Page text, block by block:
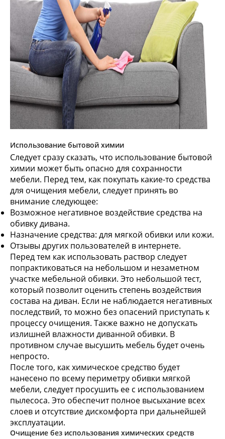
Использование бытовой химии
Следует сразу сказать, что использование бытовой
химии может быть опасно для сохранности
мебели. Перед тем, как покупать какие-то средства
для очищения мебели, следует принять во
внимание следующее:
Возможное негативное воздействие средства на
обивку дивана.
Назначение средства: для мягкой обивки или кожи.
Отзывы других пользователей в интернете.
Перед тем как использовать раствор следует
попрактиковаться на небольшом и незаметном
участке мебельной обивки. Это небольшой тест,
который позволит оценить степень воздействия
состава на диван. Если не наблюдается негативных
последствий, то можно без опасений приступать к
процессу очищения. Также важно не допускать
излишней влажности диванной обивки. В
противном случае высушить мебель будет очень
непросто.
После того, как химическое средство будет
нанесено по всему периметру обивки мягкой
мебели, следует просушить ее с использованием
пылесоса. Это обеспечит полное высыхание всех
слоев и отсутствие дискомфорта при дальнейшей
эксплуатации.
Очищение без использования химических средств